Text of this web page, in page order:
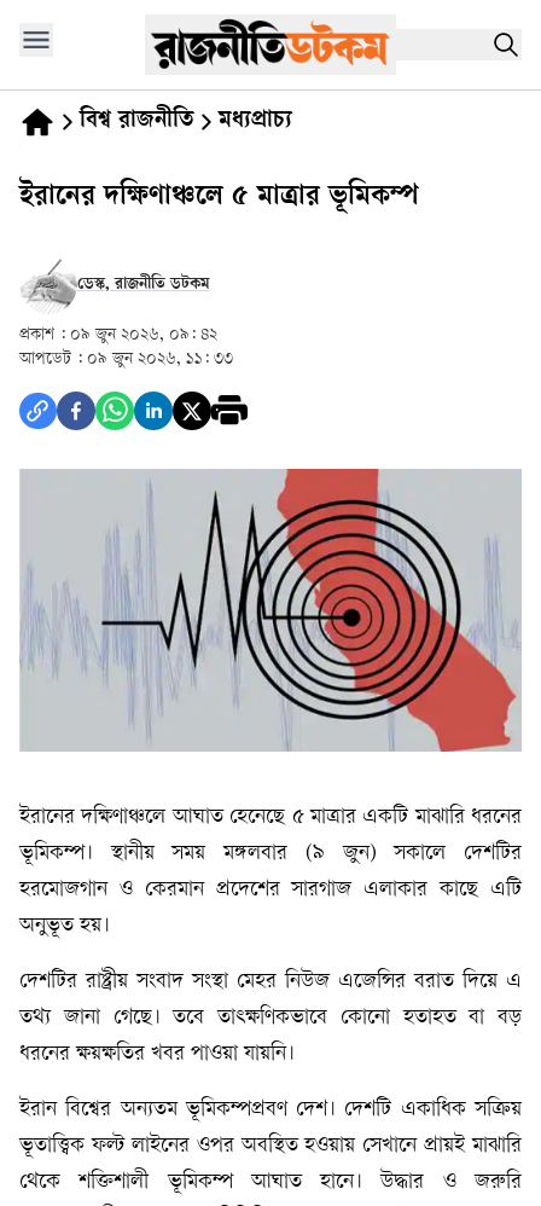
বিশ্ব রাজনীতি মধ্যপ্রাচ্য
ইরানের দক্ষিণাঞ্চলে ৫ মাত্রার ভূমিকম্প
ডেস্ক, রাজনীতি ডটকম
প্রকাশ : ০৯ জুন ২০২৬, ০৯: ৪২
আপডেট : ০৯ জুন ২০২৬, ১১: ৩৩
ইরানের দক্ষিণাঞ্চলে আঘাত হেনেছে ৫ মাত্রার একটি মাঝারি ধরনের
ভূমিকম্প। স্থানীয় সময় মঙ্গলবার (৯ জুন) সকালে দেশটির
হরমোজগান ও কেরমান প্রদেশের সারগাজ এলাকার কাছে এটি
অনুভূত হয়।
দেশটির রাষ্ট্রীয় সংবাদ সংস্থা মেহর নিউজ এজেন্সির বরাত দিয়ে এ
তথ্য জানা গেছে। তবে তাৎক্ষণিকভাবে কোনো হতাহত বা বড়
ধরনের ক্ষয়ক্ষতির খবর পাওয়া যায়নি।
ইরান বিশ্বের অন্যতম ভূমিকম্পপ্রবণ দেশ। দেশটি একাধিক সক্রিয়
ভূতাত্ত্বিক ফল্ট লাইনের ওপর অবস্থিত হওয়ায় সেখানে প্রায়ই মাঝারি
থেকে শক্তিশালী ভূমিকম্প আঘাত হানে। উদ্ধার ও জরুরি